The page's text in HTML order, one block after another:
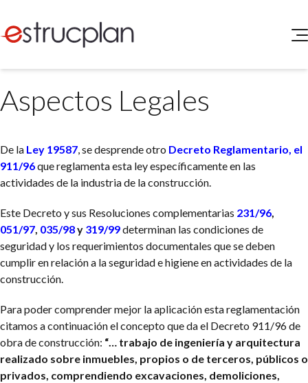
SERVICIOS
Higiene y Seguridad
Medio Ambiente
Legislación
NOVEDADES
Portal de Clientes
Buscador de Legislación
Matriz Premium
Matriz Profesional
ELEG
Aspectos Legales
De la Ley 19587, se desprende otro Decreto Reglamentario, el
911/96que reglamenta esta ley específicamente en las
actividades de la industria de la construcción.
Este Decreto y sus Resoluciones complementarias 231/96,
051/97, 035/98y 319/99determinan las condiciones de
seguridad y los requerimientos documentales que se deben
cumplir en relación a la seguridad e higiene en actividades de la
construcción.
Para poder comprender mejor la aplicación esta reglamentación
citamos a continuación el concepto que da el Decreto 911/96 de
obra de construcción: “… trabajo de ingeniería y arquitectura
realizado sobre inmuebles, propios o de terceros, públicos o
privados, comprendiendo excavaciones, demoliciones,